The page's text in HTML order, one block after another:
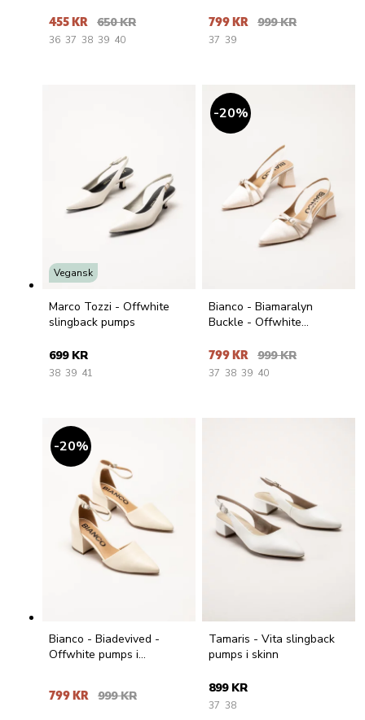
455 KR 650 KR
36 37 38 39 40
799 KR 999 KR
37 39
Vegansk
Marco Tozzi - Offwhite
slingback pumps
699 KR
38 39 41
20%
Bianco - Biamaralyn
Buckle - Offwhite
799 KR 999 KR
37 38 39 40
20%
Bianco - Biadevived -
Offwhite pumps i
799 KR 999 KR
Tamaris - Vita slingback
pumps i skinn
899 KR
37 38